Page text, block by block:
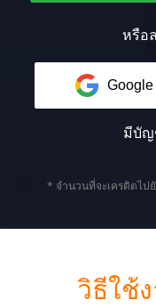
หรือ
Google
มีบัญ
* จำนวนที่จะเครดิตไป
วิธีใช้